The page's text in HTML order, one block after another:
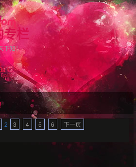
专栏
下知！
2 3 4 5 6 下一页